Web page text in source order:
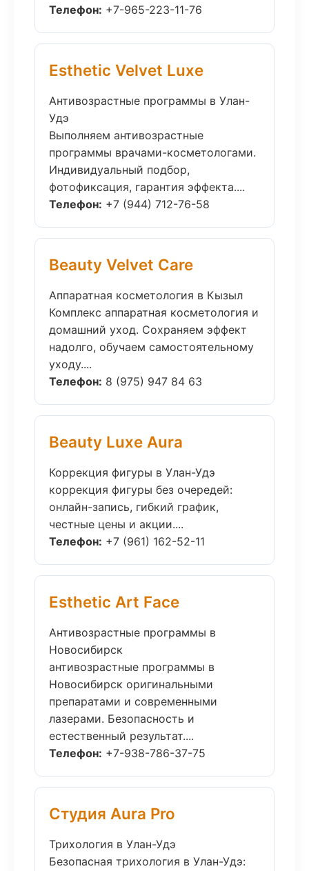
Телефон: +7-965-223-11-76
Esthetic Velvet Luxe
Антивозрастные программы в Улан-
Удэ
Выполняем антивозрастные
программы врачами-косметологами.
Индивидуальный подбор,
фотофиксация, гарантия эффекта....
Телефон: +7 (944) 712-76-58
Beauty Velvet Care
Аппаратная косметология в Кызыл
Комплекс аппаратная косметология и
домашний уход. Сохраняем эффект
надолго, обучаем самостоятельному
уходу....
Телефон: 8 (975) 947 84 63
Beauty Luxe Aura
Коррекция фигуры в Улан-Удэ
коррекция фигуры без очередей:
онлайн-запись, гибкий график,
честные цены и акции....
Телефон: +7 (961) 162-52-11
Esthetic Art Face
Антивозрастные программы в
Новосибирск
антивозрастные программы в
Новосибирск оригинальными
препаратами и современными
лазерами. Безопасность и
естественный результат....
Телефон: +7-938-786-37-75
Студия Aura Pro
Трихология в Улан-Удэ
Безопасная трихология в Улан-Удэ: